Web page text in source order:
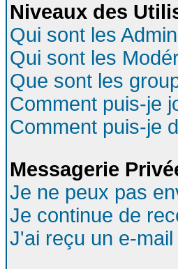
Niveaux des
Qui sont les
Qui sont les
Que sont les
Comment puis-je
Comment puis-je
Messagerie
Je ne peux pas
Je continue de
J'ai reçu un e-